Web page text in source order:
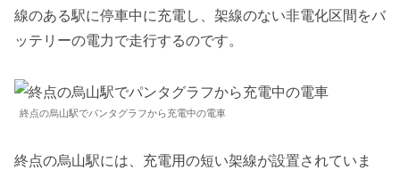
線のある駅に停車中に充電し、架線のない非電化区間をバ
ッテリーの電力で走行するのです。
終点の烏山駅でパンタグラフから充電中の電車
終点の烏山駅には、充電用の短い架線が設置されていま